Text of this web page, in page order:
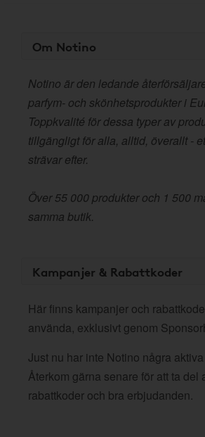
Om Notino
Notino är den ledande
parfym- och skönhetsprodukter i
Toppkvalité för dessa typer av
tillgängligt för alla, alltid, överallt -
strävar efter.
Över 55 000 produkter och 1 500
samma butik.
Kampanjer & Rabattkoder
Här finns kampanjer och
använda, exklusivt genom
Just nu har inte Notino några
Återkom gärna senare för att ta del
rabattkoder och bra erbjudanden.